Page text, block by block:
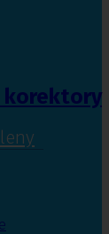
korektory